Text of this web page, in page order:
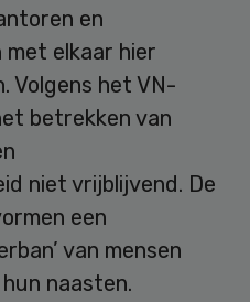
en
met elkaar hier
Volgens het VN-
betrekken van
niet vrijblijvend. De
een
van mensen
naasten.